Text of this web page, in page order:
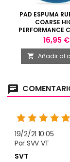
PAD ESPUMA
COARSE
PERFORMANCE
PAD 130/
Precio
16,95 €
 Añadir al
chat
19/2/21 10:05
Por SVV VT
SVT